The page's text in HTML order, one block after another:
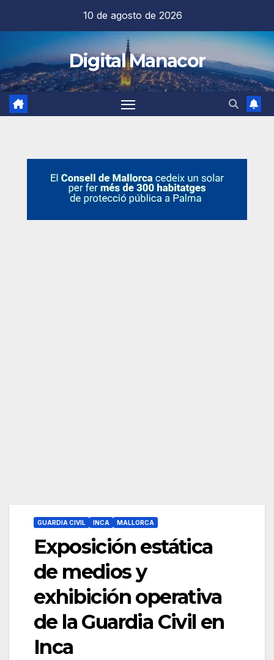
contenido
10 de agosto de 2026
Digital Manacor
GUARDIA CIVIL INCA MALLORCA
Exposición estática
de medios y
exhibición operativa
de la Guardia Civil en
Inca